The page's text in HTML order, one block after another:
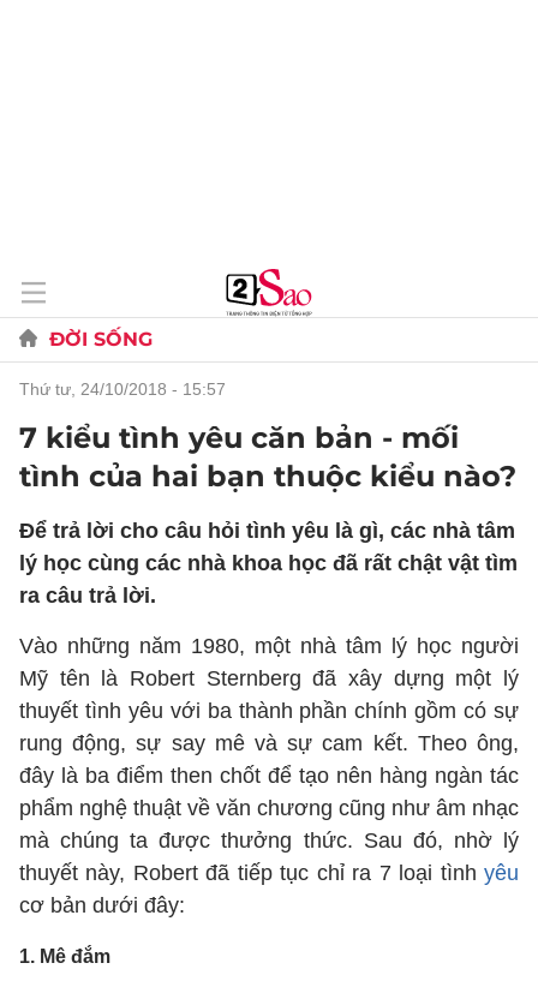
ĐỜI SỐNG
thứ tư, 24/10/2018 - 15:57
7 kiểu tình yêu căn bản - mối
tình của hai bạn thuộc kiểu nào?
Để trả lời cho câu hỏi tình yêu là gì, các nhà tâm
lý học cùng các nhà khoa học đã rất chật vật tìm
ra câu trả lời.
Vào những năm 1980, một nhà tâm lý học người
Mỹ tên là Robert Sternberg đã xây dựng một lý
thuyết tình yêu với ba thành phần chính gồm có sự
rung động, sự say mê và sự cam kết. Theo ông,
đây là ba điểm then chốt để tạo nên hàng ngàn tác
phẩm nghệ thuật về văn chương cũng như âm nhạc
mà chúng ta được thưởng thức. Sau đó, nhờ lý
thuyết này, Robert đã tiếp tục chỉ ra 7 loại tình yêu
cơ bản dưới đây:
1. Mê đắm